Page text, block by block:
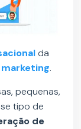
da
.
pequenas,
tipo de
de